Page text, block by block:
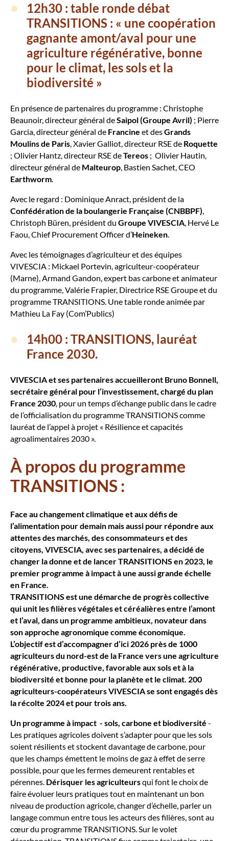
12h30 : table ronde débat
TRANSITIONS : « une coopération
gagnante amont/aval pour une
agriculture régénérative, bonne
pour le climat, les sols et la
biodiversité »
En présence de partenaires du programme : Christophe
Beaunoir, directeur général deSaipol (Groupe Avril) ; Pierre
Garcia, directeur général de Francine et desGrands
Moulins de Paris, Xavier Galliot, directeur RSE de Roquette
; Olivier Hantz, directeur RSE deTereos ; Olivier Hautin,
directeur général de Malteurop, Bastien Sachet, CEO
Earthworm.
Avec le regard : Dominique Anract, président de la
Confédération de la boulangerie Française (CNBBPF),
Christoph Büren, président du Groupe VIVESCIA, Hervé Le
Faou, Chief Procurement Officer d’Heineken.
Avec les témoignages d’agriculteur et des équipes
VIVESCIA : Mickael Portevin, agriculteur-coopérateur
(Marne), Armand Gandon, expert bas carbone et animateur
du programme, Valérie Frapier, Directrice RSE Groupe et du
programme TRANSITIONS. Une table ronde animée par
Mathieu La Fay (Com’Publics)
14h00 : TRANSITIONS, lauréat
France 2030.
VIVESCIA et ses partenaires accueilleront Bruno Bonnell,
secrétaire général pour l’investissement, chargé du plan
France 2030, pour un temps d’échange public dans le cadre
de l’officialisation du programme TRANSITIONS comme
lauréat de l’appel à projet « Résilience et capacités
agroalimentaires 2030 ».
À propos du programme
TRANSITIONS :
Face au changement climatique et aux défis de
l’alimentation pour demain mais aussi pour répondre aux
attentes des marchés, des consommateurs et des
citoyens, VIVESCIA, avec ses partenaires, a décidé de
changer la donne et de lancer TRANSITIONS en 2023, le
premier programme à impact à une aussi grande échelle
en France.
TRANSITIONS est une démarche de progrès collective
qui unit les filières végétales et céréalières entre l’amont
et l’aval, dans un programme ambitieux, novateur dans
son approche agronomique comme économique.
L’objectif est d’accompagner d’ici 2026 près de 1000
agriculteurs du nord-est de la France vers une agriculture
régénérative, productive, favorable aux sols et à la
biodiversité et bonne pour la planète et le climat. 200
agriculteurs-coopérateurs VIVESCIA se sont engagés dès
la récolte 2024 et pour trois ans.
Un programme à impact - sols, carbone et biodiversité -
Les pratiques agricoles doivent s’adapter pour que les sols
soient résilients et stockent davantage de carbone, pour
que les champs émettent le moins de gaz à effet de serre
possible, pour que les fermes demeurent rentables et
pérennes. Dérisquer les agriculteursqui font le choix de
faire évoluer leurs pratiques tout en maintenant un bon
niveau de production agricole, changer d’échelle, parler un
langage commun entre tous les acteurs des filières, sont au
cœur du programme TRANSITIONS. Sur le volet